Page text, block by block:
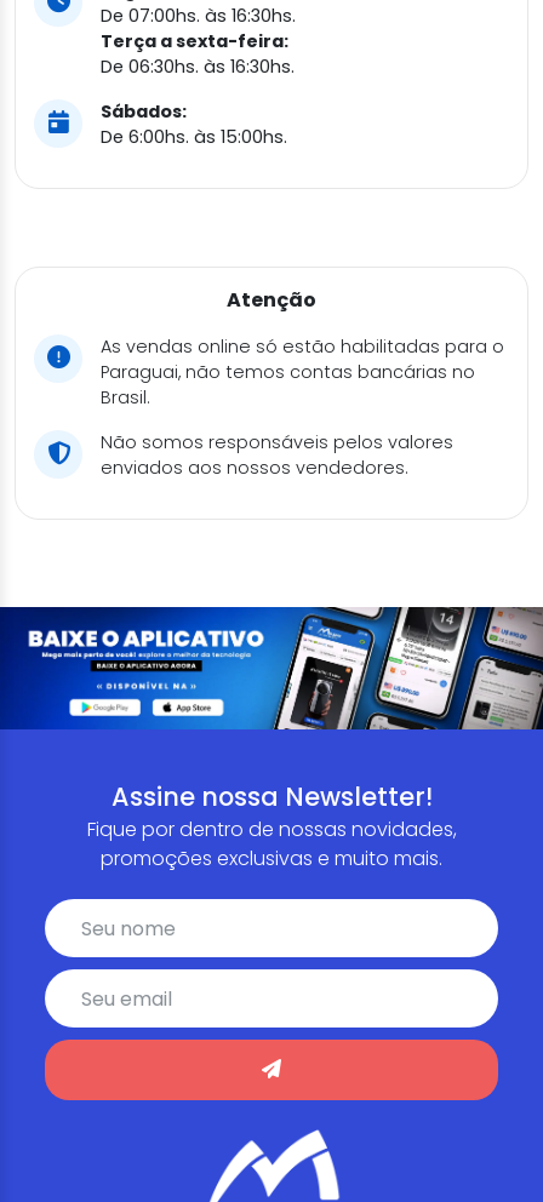
De 07:00hs. às 16:30hs.
Terça a sexta-feira:
De 06:30hs. às 16:30hs.
Sábados:
De 6:00hs. às 15:00hs.
Atenção
As vendas online só estão habilitadas para o
Paraguai, não temos contas bancárias no
Brasil.
Não somos responsáveis pelos valores
enviados aos nossos vendedores.
Assine nossa Newsletter!
Fique por dentro de nossas novidades,
promoções exclusivas e muito mais.